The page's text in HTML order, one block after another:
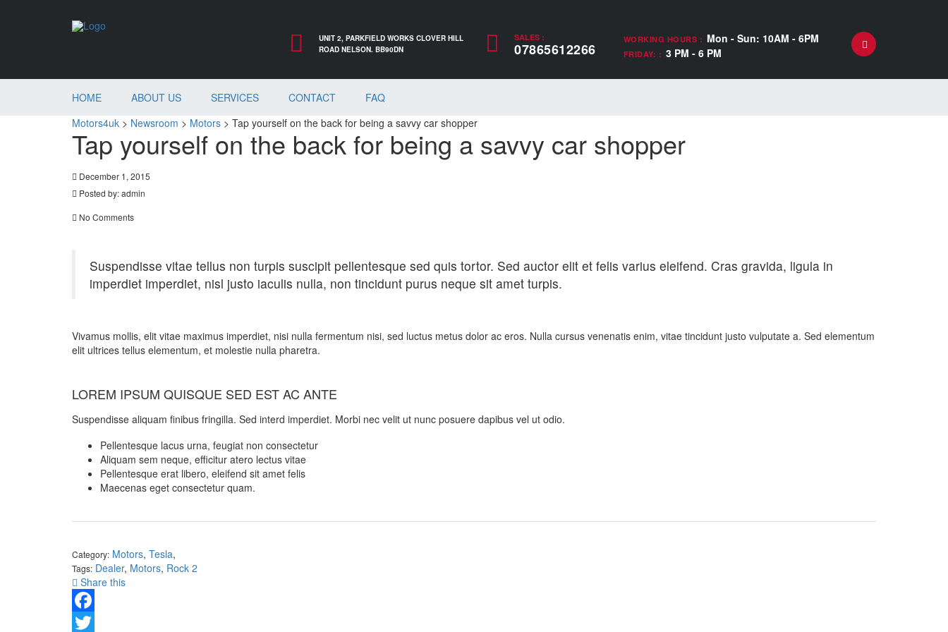
WORKING HOURS : Mon - Sun: 10AM - 6PM
FRIDAY: : 3 PM - 6 PM
SALES :
07865612266
UNIT 2, PARKFIELD WORKS CLOVER HILL
ROAD NELSON. BB90DN
HOME ABOUT US SERVICES CONTACT
FAQ
Motors4uk > Newsroom > Motors > Tap yourself on the back for being a savvy car shopper
Tap yourself on the back for being a savvy car shopper
December 1, 2015
Posted by:admin
No Comments
Suspendisse vitae tellus non turpis suscipit pellentesque sed quis tortor. Sed auctor elit et felis varius eleifend. Cras gravida, ligula in
imperdiet imperdiet, nisl justo iaculis nulla, non tincidunt purus neque sit amet turpis.
Vivamus mollis, elit vitae maximus imperdiet, nisi nulla fermentum nisi, sed luctus metus dolor ac eros. Nulla cursus venenatis enim, vitae tincidunt justo vulputate a. Sed elementum
elit ultrices tellus elementum, et molestie nulla pharetra.
LOREM IPSUM QUISQUE SED EST AC ANTE
Suspendisse aliquam finibus fringilla. Sed interd imperdiet. Morbi nec velit ut nunc posuere dapibus vel ut odio.
Pellentesque lacus urna, feugiat non consectetur
Aliquam sem neque, efficitur atero lectus vitae
Pellentesque erat libero, eleifend sit amet felis
Maecenas eget consectetur quam.
Category: Motors, Tesla,
Tags: Dealer, Motors, Rock 2
Share this
Facebook